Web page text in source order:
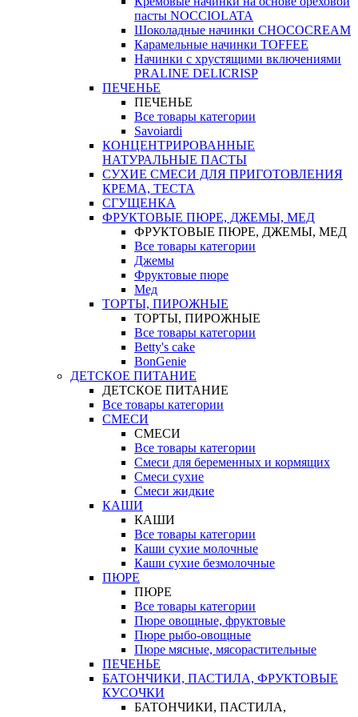
пасты NOCCIOLATA
Шоколадные начинки CHOCOCREAM
Карамельные начинки TOFFEE
Начинки с хрустящими включениями
PRALINE DELICRISP
ПЕЧЕНЬЕ
ПЕЧЕНЬЕ
Все товары категории
Savoiardi
КОНЦЕНТРИРОВАННЫЕ
НАТУРАЛЬНЫЕ ПАСТЫ
СУХИЕ СМЕСИ ДЛЯ ПРИГОТОВЛЕНИЯ
КРЕМА, ТЕСТА
СГУЩЕНКА
ФРУКТОВЫЕ ПЮРЕ, ДЖЕМЫ, МЕД
ФРУКТОВЫЕ ПЮРЕ, ДЖЕМЫ, МЕД
Все товары категории
Джемы
Фруктовые пюре
Мед
ТОРТЫ, ПИРОЖНЫЕ
ТОРТЫ, ПИРОЖНЫЕ
Все товары категории
Betty's cake
BonGenie
ДЕТСКОЕ ПИТАНИЕ
ДЕТСКОЕ ПИТАНИЕ
Все товары категории
СМЕСИ
СМЕСИ
Все товары категории
Смеси для беременных и кормящих
Смеси сухие
Смеси жидкие
КАШИ
КАШИ
Все товары категории
Каши сухие молочные
Каши сухие безмолочные
ПЮРЕ
ПЮРЕ
Все товары категории
Пюре овощные, фруктовые
Пюре рыбо-овощные
Пюре мясные, мясорастительные
ПЕЧЕНЬЕ
БАТОНЧИКИ, ПАСТИЛА, ФРУКТОВЫЕ
КУСОЧКИ
БАТОНЧИКИ, ПАСТИЛА,